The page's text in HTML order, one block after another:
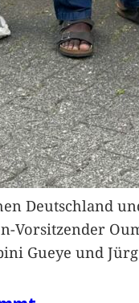
Deutschland
Vorsitzender
Gueye und